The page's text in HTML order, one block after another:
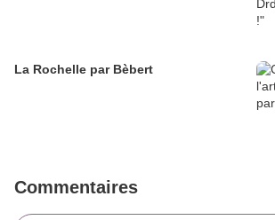
La Rochelle par Bèbert
Commentaires